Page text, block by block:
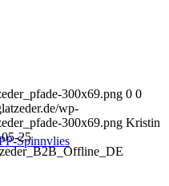
Spinnvlies
300x69.png 0 0
wp-
300x69.png Kristin
25